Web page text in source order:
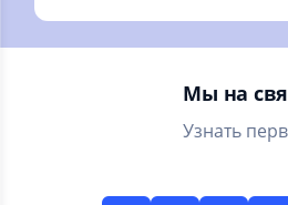
Android
Мы на
Узнать